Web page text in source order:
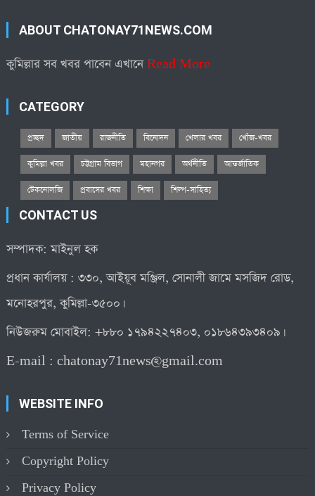
ABOUT CHATONAY71NEWS.COM
কুমিল্লার সব খবর পাবেন এখানেRead More
CATEGORY
প্রচ্ছদ জাতীয় রাজনীতি বিনোদন খেলার খবর খোঁজ-খবর
কুমিল্লা খবর চট্টগ্রাম বিভাগ মহানগর অর্থনীতি আন্তর্জাতিক
টেকনোলজি প্রবাসের খবর শিক্ষা শিল্প-সাহিত্য
CONTACT US
সম্পাদক: মাইনুল হক
প্রধান কার্যালয় : ৩৩০, আইয়ূব মঞ্জিল, সোনালী জামে মসজিদ রোড,
মনোহরপুর, কুমিল্লা-৩৫০০।
নিউজরুম মোবাইল: +৮৮০ ১৭৯৪২২৭৪০৩, ০১৮৬৪৩৯৩৪০৯।
E-mail :chatonay71news@gmail.com
WEBSITE INFO
Terms of Service
Copyright Policy
Privacy Policy